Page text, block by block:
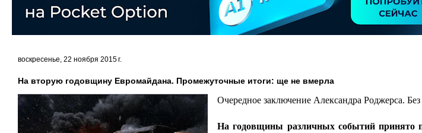
воскресенье, 22 ноября 2015 г.
На вторую годовщину Евромайдана. Промежуточные итоги: ще не вмерла
Очередное заключение Александра Роджерса.
На годовщины различных событий принято